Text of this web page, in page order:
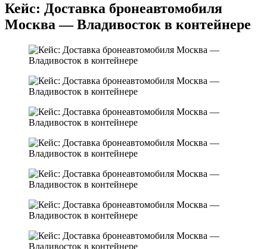
Кейс: Доставка бронеавтомобиля
Москва — Владивосток в контейнере